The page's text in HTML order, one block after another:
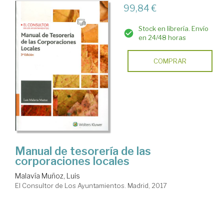
99,84 €
Stock en librería. Envío
en 24/48 horas
COMPRAR
Manual de tesorería de las
corporaciones locales
Malavía Muñoz, Luis
El Consultor de Los Ayuntamientos. Madrid, 2017